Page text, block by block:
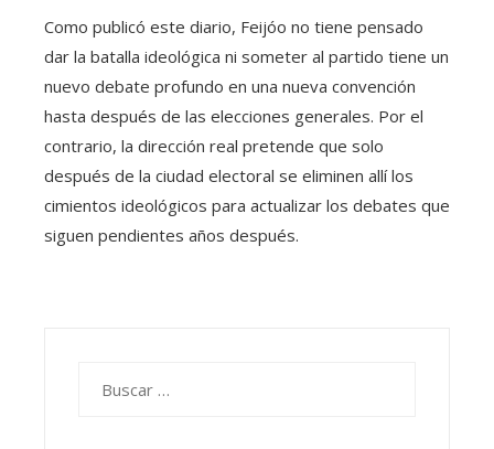
Como publicó este diario, Feijóo no tiene pensado
dar la batalla ideológica ni someter al partido tiene un
nuevo debate profundo en una nueva convención
hasta después de las elecciones generales. Por el
contrario, la dirección real pretende que solo
después de la ciudad electoral se eliminen allí los
cimientos ideológicos para actualizar los debates que
siguen pendientes años después.